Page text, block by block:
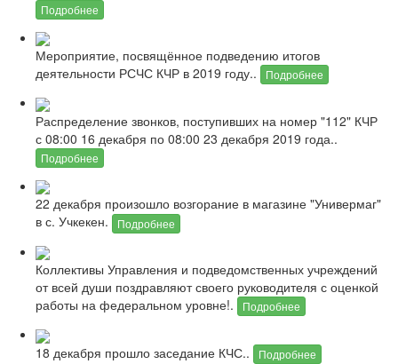
Подробнее
Мероприятие, посвящённое подведению итогов
деятельности РСЧС КЧР в 2019 году..
Подробнее
Распределение звонков, поступивших на номер "112" КЧР
с 08:00 16 декабря по 08:00 23 декабря 2019 года..
Подробнее
22 декабря произошло возгорание в магазине "Универмаг"
в с. Учкекен.
Подробнее
Коллективы Управления и подведомственных учреждений
от всей души поздравляют своего руководителя с оценкой
работы на федеральном уровне!.
Подробнее
18 декабря прошло заседание КЧС.. Подробнее